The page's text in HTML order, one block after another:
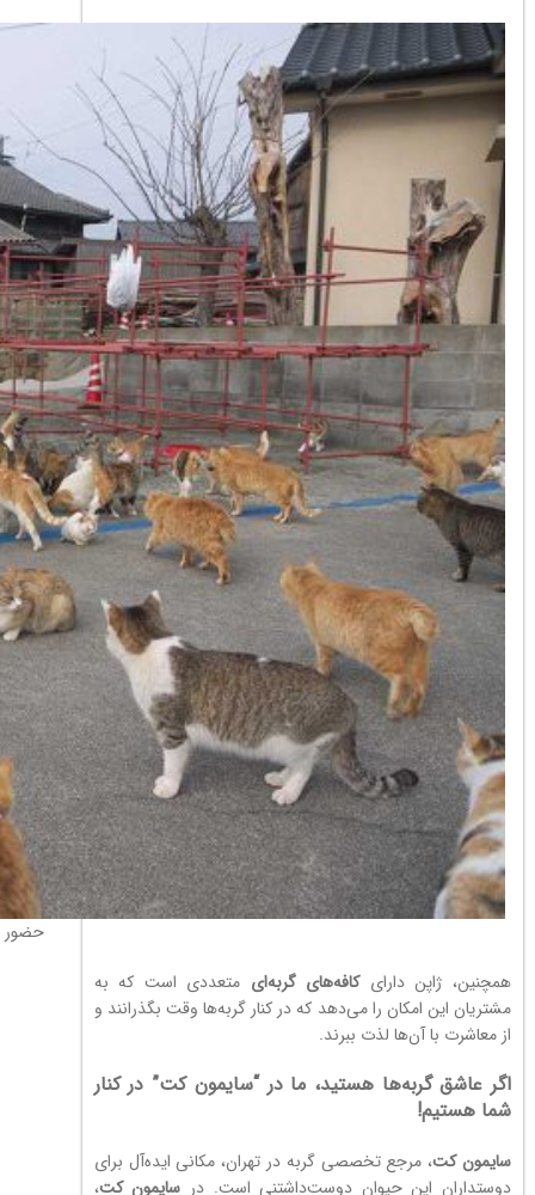
حضور
همچنین، ژاپن دارایکافه‌های گربه‌ای متعددی است که به
مشتریان این امکان را می‌دهد که در کنار گربه‌ها وقت بگذرانند و
از معاشرت با آن‌ها لذت ببرند.
اگر عاشق گربه‌ها هستید، ما در “سایمون کت” در کنار
شما هستیم!
سایمون کت، مرجع تخصصی گربه در تهران، مکانی ایده‌آل برای
دوستداران این حیوان دوست‌داشتنی است. در سایمون کت،